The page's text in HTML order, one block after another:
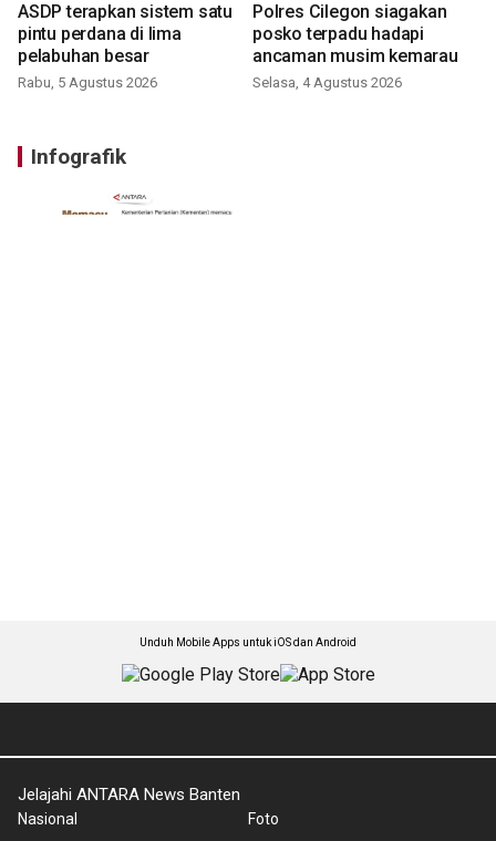
ASDP terapkan sistem satu
pintu perdana di lima
pelabuhan besar
Rabu, 5 Agustus 2026
Polres Cilegon siagakan
posko terpadu hadapi
ancaman musim kemarau
Selasa, 4 Agustus 2026
Infografik
Unduh Mobile Apps untuk iOS dan Android
Jelajahi ANTARA News Banten
Nasional
Foto